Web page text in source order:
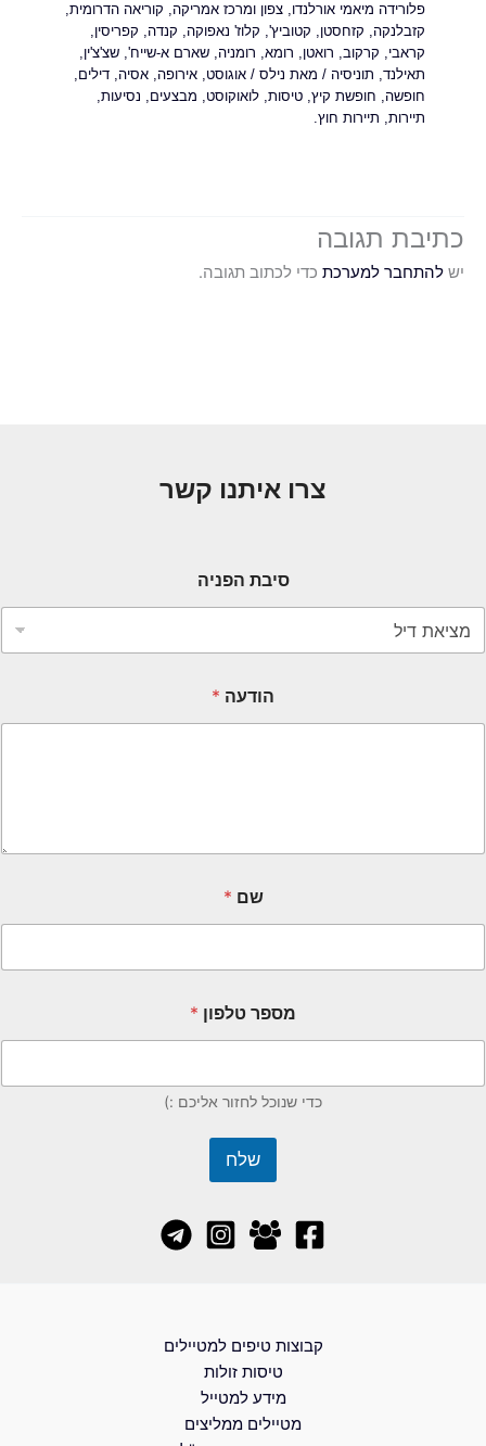
פלורידה מיאמי אורלנדו,צפון ומרכז אמריקה, קוריאה הדרומית,
קזבלנקה, קזחסטן, קטוביץ', קלוז' נאפוקה, קנדה, קפריסין,
קראבי, קרקוב, רואטן, רומא, רומניה,שארם א-שייח',שצ'צ'ין,
תאילנד, תוניסיה / מאת נילס/אוגוסט,אירופה,אסיה,דילים,
חופשה, חופשת קיץ,טיסות,לואוקוסט, מבצעים, נסיעות,
תיירות, תיירות חוץ.
כתיבת תגובה
יש להתחבר למערכת כדי לכתוב תגובה.
צרו איתנו קשר
סיבת הפניה
הודעה *
שם *
מספר טלפון *
כדי שנוכל לחזור אליכם :)
שלח
קבוצות טיפים למטיילים
טיסות זולות
מידע למטייל
מטיילים ממליצים